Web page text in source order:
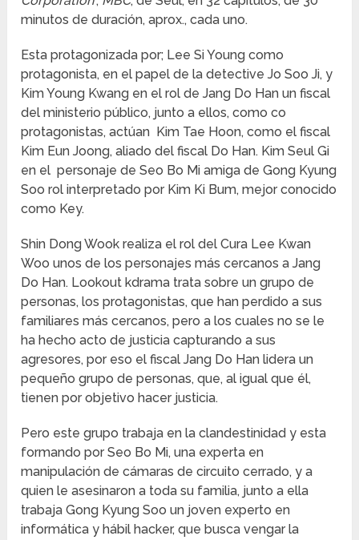
minutos de duración, aprox., cada uno.
Esta protagonizada por; Lee Si Young como
protagonista, en el papel de la detective Jo Soo Ji, y
Kim Young Kwang en el rol de Jang Do Han un fiscal
del ministerio público, junto a ellos, como co
protagonistas, actúan Kim Tae Hoon, como el fiscal
Kim Eun Joong, aliado del fiscal Do Han. Kim Seul Gi
en el personaje de Seo Bo Mi amiga de Gong Kyung
Soo rol interpretado por Kim Ki Bum, mejor conocido
como Key.
Shin Dong Wook realiza el rol del Cura Lee Kwan
Woo unos de los personajes más cercanos a Jang
Do Han. Lookout kdrama trata sobre un grupo de
personas, los protagonistas, que han perdido a sus
familiares más cercanos, pero a los cuales no se le
ha hecho acto de justicia capturando a sus
agresores, por eso el fiscal Jang Do Han lidera un
pequeño grupo de personas, que, al igual que él,
tienen por objetivo hacer justicia.
Pero este grupo trabaja en la clandestinidad y esta
formando por Seo Bo Mi, una experta en
manipulación de cámaras de circuito cerrado, y a
quien le asesinaron a toda su familia, junto a ella
trabaja Gong Kyung Soo un joven experto en
informática y hábil hacker, que busca vengar la